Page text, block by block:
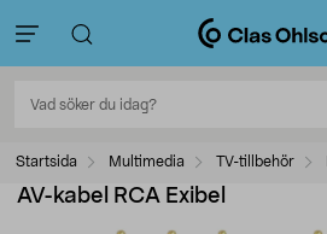
Startsida Multimedia TV-tillbehör
AV-kabel RCA Exibel